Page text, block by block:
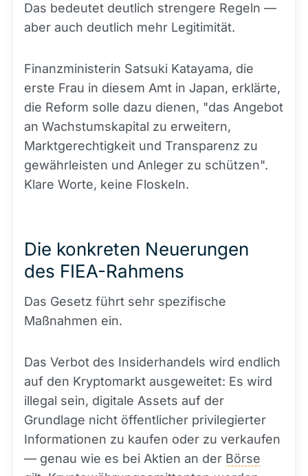
Das bedeutet deutlich strengere Regeln —
aber auch deutlich mehr Legitimität.
Finanzministerin Satsuki Katayama, die
erste Frau in diesem Amt in Japan, erklärte,
die Reform solle dazu dienen, "das Angebot
an Wachstumskapital zu erweitern,
Marktgerechtigkeit und Transparenz zu
gewährleisten und Anleger zu schützen".
Klare Worte, keine Floskeln.
Die konkreten Neuerungen
des FIEA-Rahmens
Das Gesetz führt sehr spezifische
Maßnahmen ein.
Das Verbot des Insiderhandels wird endlich
auf den Kryptomarkt ausgeweitet: Es wird
illegal sein, digitale Assets auf der
Grundlage nicht öffentlicher privilegierter
Informationen zu kaufen oder zu verkaufen
— genau wie es bei Aktien an der Börse